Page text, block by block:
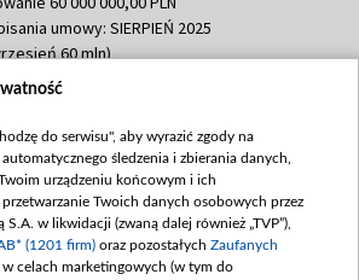
umowy: SIERPIEŃ 2025
60 mln)
635 783 051,21 PLN
100 mln, październik 350
265 mln)
48 862 000,00 PLN
umowy: GRUDZIEŃ 2025
60,548 mln)
do serwisu", aby wyrazić zgody na
śledzenia i zbierania danych,
urządzeniu końcowym i ich
Twoich danych osobowych przez
S.A. w likwidacji (zwaną dalej również „TVP”),
(1201 firm) oraz pozostałych Zaufanych
, w celach marketingowych (w tym do